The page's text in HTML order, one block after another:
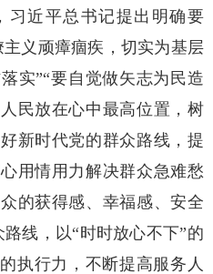
习近平总书记提出明确要
义顽瘴痼疾，切实为基层
实”“要自觉做矢志为民造
民放在心中最高位置，树
新时代党的群众路线，提
用情用力解决群众急难愁
的获得感、幸福感、安全
线，以“时时放心不下”的
执行力，不断提高服务人